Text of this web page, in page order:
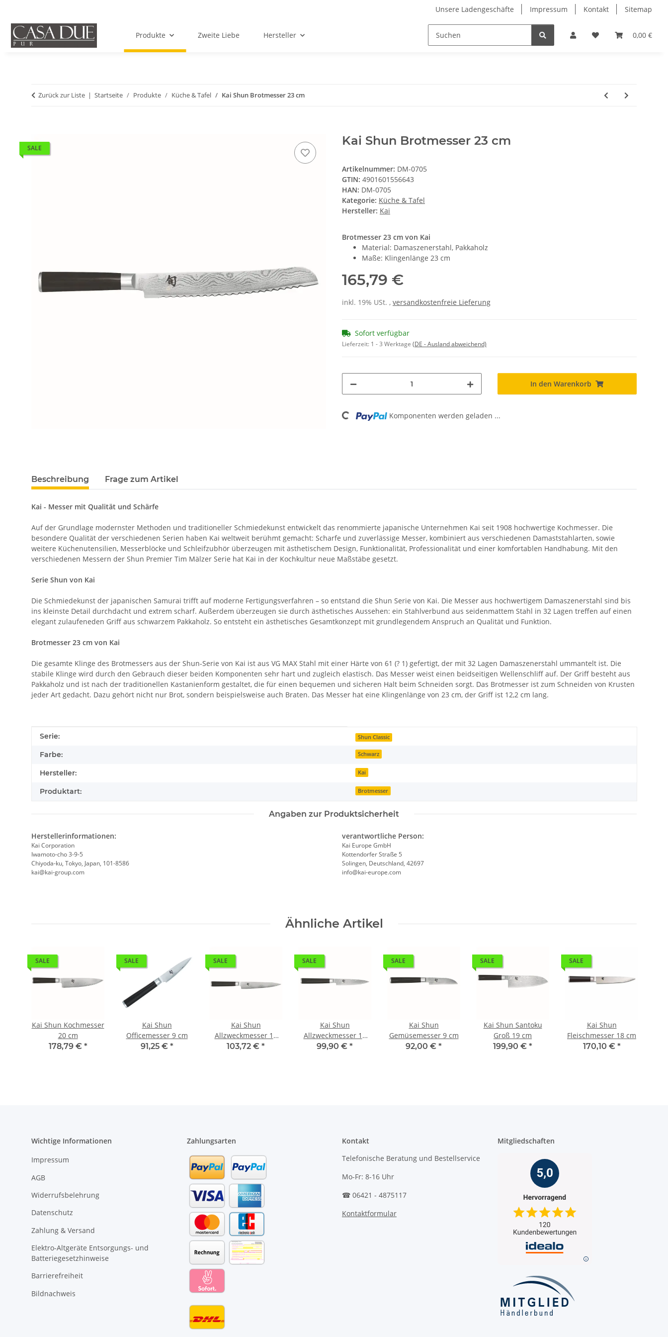
Unsere Ladengeschäfte Impressum Kontakt Sitemap
0,00 €
Produkte Zweite Liebe Hersteller
Zurück zur Liste Startseite Produkte Küche & Tafel Kai Shun Brotmesser 23 cm
SALE
Kai Shun Brotmesser 23 cm
Artikelnummer: DM-0705
GTIN: 4901601556643
HAN: DM-0705
Kategorie: Küche & Tafel
Hersteller: Kai
Brotmesser 23 cm von Kai
Material: Damaszenerstahl, Pakkaholz
Maße: Klingenlänge 23 cm
165,79 €
inkl. 19% USt. , versandkostenfreie Lieferung
Sofort verfügbar
Lieferzeit: 1 - 3 Werktage (DE - Ausland abweichend)
In den Warenkorb
Loading... Komponenten werden geladen ...
Beschreibung Frage zum Artikel
Kai - Messer mit Qualität und Schärfe
Auf der Grundlage modernster Methoden und traditioneller Schmiedekunst entwickelt das renommierte japanische Unternehmen Kai seit 1908 hochwertige Kochmesser. Die
besondere Qualität der verschiedenen Serien haben Kai weltweit berühmt gemacht: Scharfe und zuverlässige Messer, kombiniert aus verschiedenen Damaststahlarten, sowie
weitere Küchenutensilien, Messerblöcke und Schleifzubhör überzeugen mit ästhetischem Design, Funktionalität, Professionalität und einer komfortablen Handhabung. Mit den
verschiedenen Messern der Shun Premier Tim Mälzer Serie hat Kai in der Kochkultur neue Maßstäbe gesetzt.
Serie Shun von Kai
Die Schmiedekunst der japanischen Samurai trifft auf moderne Fertigungsverfahren – so entstand die Shun Serie von Kai. Die Messer aus hochwertigem Damaszenerstahl sind bis
ins kleinste Detail durchdacht und extrem scharf. Außerdem überzeugen sie durch ästhetisches Aussehen: ein Stahlverbund aus seidenmattem Stahl in 32 Lagen treffen auf einen
elegant zulaufeneden Griff aus schwarzem Pakkaholz. So entsteht ein ästhetisches Gesamtkonzept mit grundlegendem Anspruch an Qualität und Funktion.
Brotmesser 23 cm von Kai
Die gesamte Klinge des Brotmessers aus der Shun-Serie von Kai ist aus VG MAX Stahl mit einer Härte von 61 (? 1) gefertigt, der mit 32 Lagen Damaszenerstahl ummantelt ist. Die
stabile Klinge wird durch den Gebrauch dieser beiden Komponenten sehr hart und zugleich elastisch. Das Messer weist einen beidseitigen Wellenschliff auf. Der Griff besteht aus
Pakkaholz und ist nach der traditionellen Kastanienform gestaltet, die für einen bequemen und sicheren Halt beim Schneiden sorgt. Das Brotmesser ist zum Schneiden von Krusten
jeder Art gedacht. Dazu gehört nicht nur Brot, sondern beispielsweise auch Braten. Das Messer hat eine Klingenlänge von 23 cm, der Griff ist 12,2 cm lang.
Produkteigenschaft
Wert
Serie: Shun Classic
Farbe: Schwarz
Hersteller: Kai
Produktart: Brotmesser
Angaben zur Produktsicherheit
Herstellerinformationen:
Kai Corporation
Iwamoto-cho 3-9-5
Chiyoda-ku, Tokyo, Japan, 101-8586
kai@kai-group.com
verantwortliche Person:
Kai Europe GmbH
Kottendorfer Straße 5
Solingen, Deutschland, 42697
info@kai-europe.com
Ähnliche Artikel
SALE
Kai Shun Kochmesser
20 cm
178,79 € *
SALE
Kai Shun
Officemesser 9 cm
91,25 € *
SALE
Kai Shun
Allzweckmesser 15
cm
103,72 € *
SALE
Kai Shun
Allzweckmesser 10
cm
99,90 € *
SALE
Kai Shun
Gemüsemesser 9 cm
92,00 € *
SALE
Kai Shun Santoku
Groß 19 cm
199,90 € *
SALE
Kai Shun
Fleischmesser 18 cm
170,10 € *
Wichtige Informationen
Impressum
AGB
Widerrufsbelehrung
Datenschutz
Zahlung & Versand
Elektro-Altgeräte Entsorgungs- und
Batteriegesetzhinweise
Barrierefreiheit
Bildnachweis
Zahlungsarten
Kontakt
Telefonische Beratung und Bestellservice
Mo-Fr: 8-16 Uhr
☎ 06421 - 4875117
Kontaktformular
Mitgliedschaften